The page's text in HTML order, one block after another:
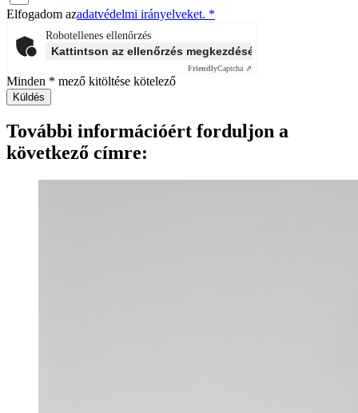
Elfogadom azadatvédelmi irányelveket. *
Robotellenes ellenőrzés
Kattintson az ellenőrzés megkezdéséhez
FriendlyCaptcha ⇗
Minden * mező kitöltése kötelező
Küldés
További információért forduljon a
következő címre: